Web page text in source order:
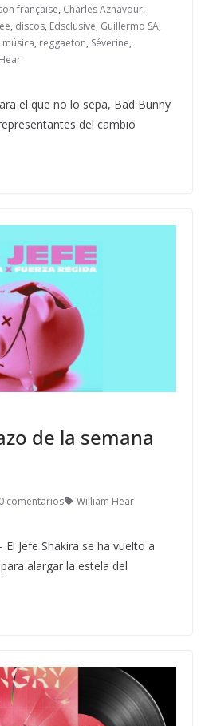
française, Charles Aznavour,
, discos, Edsclusive, Guillermo SA,
música, reggaeton, Séverine,
el que no lo sepa, Bad Bunny
del cambio
de la semana
0 comentarios
William Hear
El Jefe Shakira se ha vuelto a
alargar la estela del